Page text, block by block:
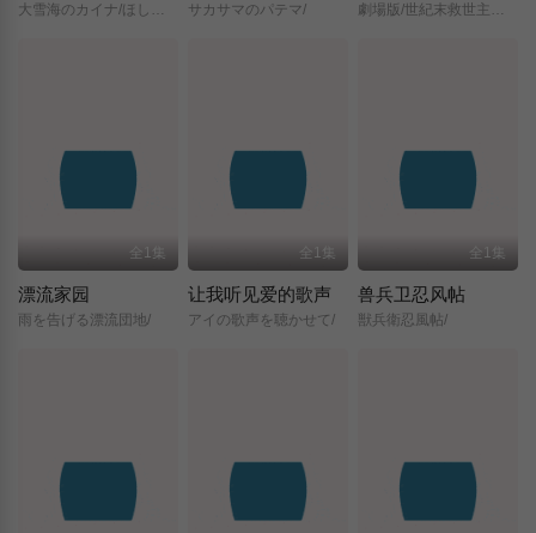
大雪海のカイナ/ほしのけんじゃ/ サカサマのパテマ/ 劇場版/世紀末救世主伝説/北斗の拳/
全1集
漂流家园
雨を告げる漂流団地/
全1集
让我听见爱的歌声
アイの歌声を聴かせて/
全1集
兽兵卫忍风帖
獣兵衛忍風帖/